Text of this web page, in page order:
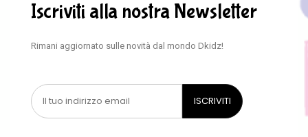
Iscriviti alla nostra Newsletter
Rimani aggiornato sulle novità dal mondo Dkidz!